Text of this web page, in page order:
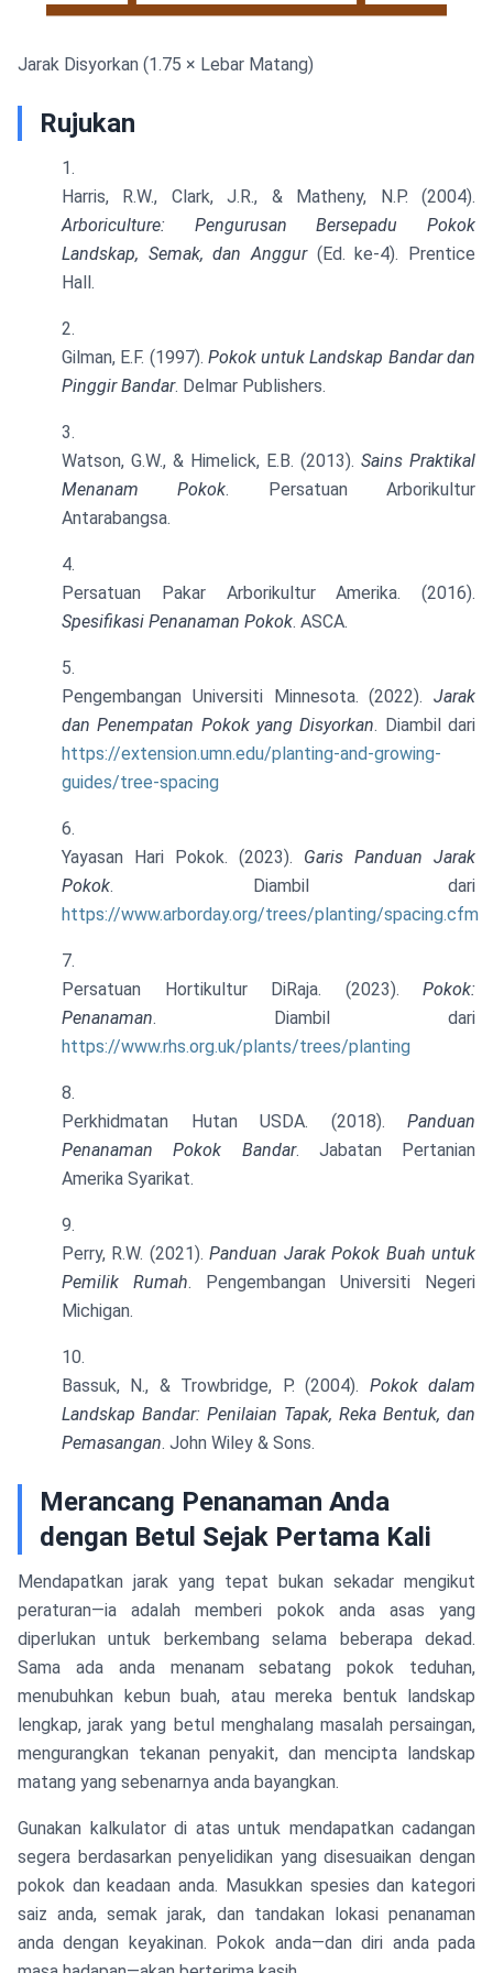
Pokok 1 Pokok 2
Jarak Disyorkan (1.75 × Lebar Matang)
Rujukan
Harris, R.W., Clark, J.R., & Matheny, N.P. (2004).
Arboriculture: Pengurusan Bersepadu Pokok
Landskap, Semak, dan Anggur(Ed. ke-4). Prentice
Hall.
Gilman, E.F. (1997). Pokok untuk Landskap Bandar dan
Pinggir Bandar. Delmar Publishers.
Watson, G.W., & Himelick, E.B. (2013). Sains Praktikal
Menanam Pokok. Persatuan Arborikultur
Antarabangsa.
Persatuan Pakar Arborikultur Amerika. (2016).
Spesifikasi Penanaman Pokok. ASCA.
Pengembangan Universiti Minnesota. (2022). Jarak
dan Penempatan Pokok yang Disyorkan. Diambil dari
https://extension.umn.edu/planting-and-growing-
guides/tree-spacing
Yayasan Hari Pokok. (2023). Garis Panduan Jarak
Pokok. Diambil dari
https://www.arborday.org/trees/planting/spacing.cfm
Persatuan Hortikultur DiRaja. (2023). Pokok:
Penanaman. Diambil dari
https://www.rhs.org.uk/plants/trees/planting
Perkhidmatan Hutan USDA. (2018). Panduan
Penanaman Pokok Bandar. Jabatan Pertanian
Amerika Syarikat.
Perry, R.W. (2021).Panduan Jarak Pokok Buah untuk
Pemilik Rumah. Pengembangan Universiti Negeri
Michigan.
Bassuk, N., & Trowbridge, P. (2004). Pokok dalam
Landskap Bandar: Penilaian Tapak, Reka Bentuk, dan
Pemasangan. John Wiley & Sons.
Merancang Penanaman Anda
dengan Betul Sejak Pertama Kali
Mendapatkan jarak yang tepat bukan sekadar mengikut
peraturan—ia adalah memberi pokok anda asas yang
diperlukan untuk berkembang selama beberapa dekad.
Sama ada anda menanam sebatang pokok teduhan,
menubuhkan kebun buah, atau mereka bentuk landskap
lengkap, jarak yang betul menghalang masalah persaingan,
mengurangkan tekanan penyakit, dan mencipta landskap
matang yang sebenarnya anda bayangkan.
Gunakan kalkulator di atas untuk mendapatkan cadangan
segera berdasarkan penyelidikan yang disesuaikan dengan
pokok dan keadaan anda. Masukkan spesies dan kategori
saiz anda, semak jarak, dan tandakan lokasi penanaman
anda dengan keyakinan. Pokok anda—dan diri anda pada